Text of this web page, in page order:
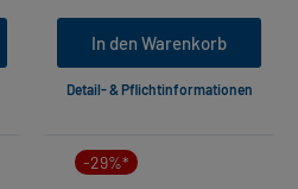
In den Warenkorb
Detail- & Pflichtinformationen
-29%*